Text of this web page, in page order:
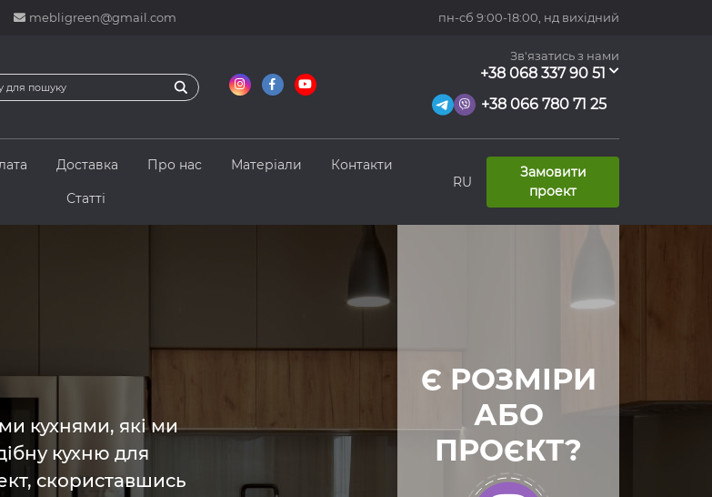
mebligreen@gmail.com пн-сб 9:00-18:00, нд вихідний
Зв'язатись з нами
+38 068 337 90 51
+38 066 780 71 25
Доставка Про нас Матеріали Контакти
Статті
RU
Замовити
проект
кухнями, які ми
кухню для
скориставшись
Є РОЗМІРИ
АБО
ПРОЄКТ?